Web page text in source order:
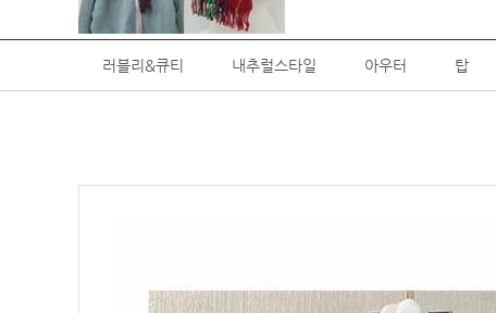
러블리&큐티 내추럴스타일 아우터 탑